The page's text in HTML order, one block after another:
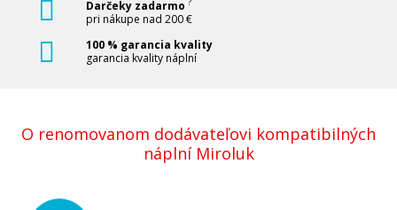
Darčeky zadarmo
pri nákupe nad 200 €
100 % garancia kvality
garancia kvality náplní
O renomovanom dodávateľovi kompatibilných
náplní Miroluk